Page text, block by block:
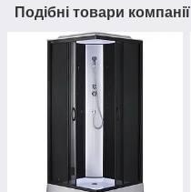
Подібні товари компанії